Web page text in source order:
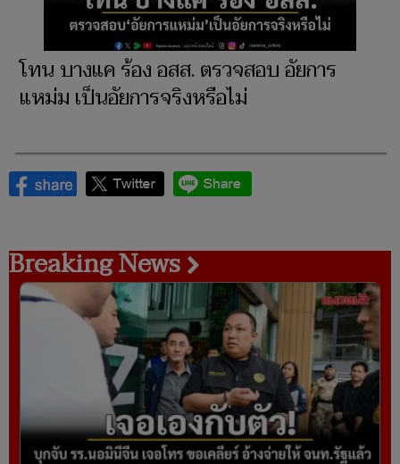
โทน บางแค ร้อง อสส. ตรวจสอบ อัยการ
แหม่ม เป็นอัยการจริงหรือไม่
Breaking News